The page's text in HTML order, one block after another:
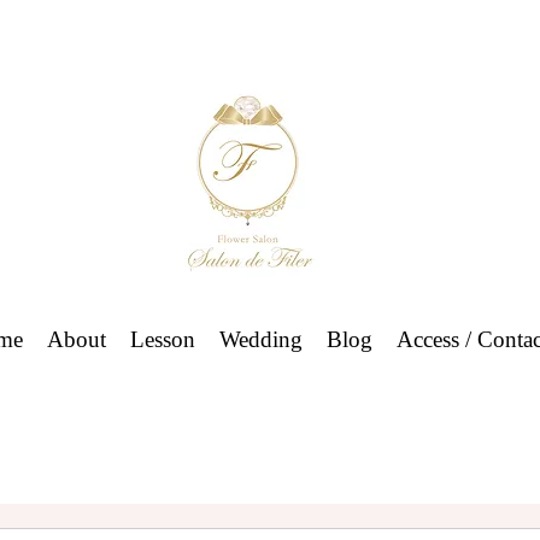
About Lesson Wedding Blog Access /